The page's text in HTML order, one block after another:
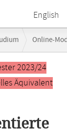
English
Online-
2023/24
Äquivalent